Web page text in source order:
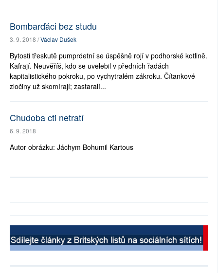
Bombarďáci bez studu
3. 9. 2018 /Václav Dušek
Bytosti třeskutě pumprdetní se úspěšně rojí v podhorské kotlině.
Kafrají. Neuvěříš, kdo se uvelebil v předních řadách
kapitalistického pokroku, po vychytralém zákroku. Čítankové
zločiny už skomírají; zastaralí...
Chudoba cti netratí
6. 9. 2018
Autor obrázku: Jáchym Bohumil Kartous